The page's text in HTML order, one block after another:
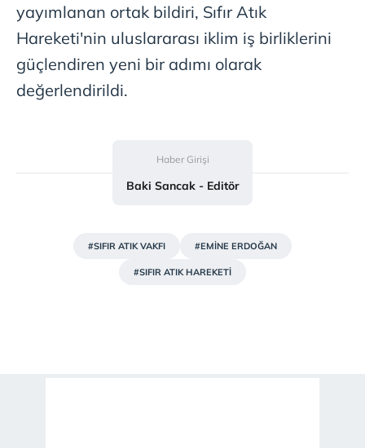
yayımlanan ortak bildiri, Sıfır Atık
Hareketi'nin uluslararası iklim iş birliklerini
güçlendiren yeni bir adımı olarak
değerlendirildi.
Haber Girişi
Baki Sancak - Editör
#SIFIR ATIK VAKFI #EMİNE ERDOĞAN
#SIFIR ATIK HAREKETİ